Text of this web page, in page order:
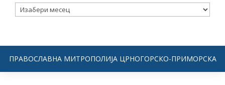
Архива
ПРАВОСЛАВНА МИТРОПОЛИЈА ЦРНОГОРСКО-ПРИМОРСКА